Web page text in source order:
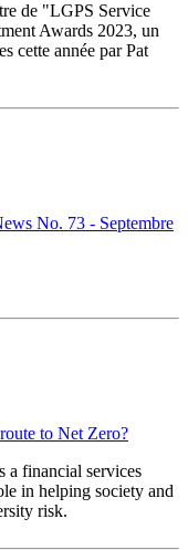
de "LGPS Service
Awards 2023, un
cette année par Pat
No. 73 - Septembre
to Net Zero?
a financial services
in helping society and
risk.